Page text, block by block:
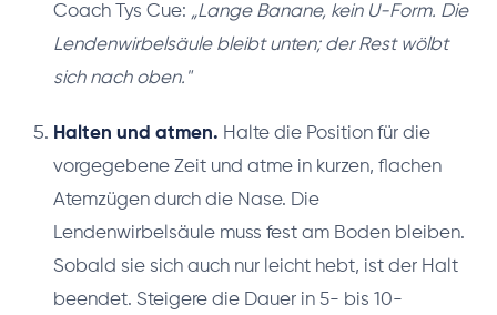
Coach Tys Cue: „Lange Banane, kein U-Form. Die
Lendenwirbelsäule bleibt unten; der Rest wölbt
sich nach oben."
Halten und atmen. Halte die Position für die
vorgegebene Zeit und atme in kurzen, flachen
Atemzügen durch die Nase. Die
Lendenwirbelsäule muss fest am Boden bleiben.
Sobald sie sich auch nur leicht hebt, ist der Halt
beendet. Steigere die Dauer in 5- bis 10-